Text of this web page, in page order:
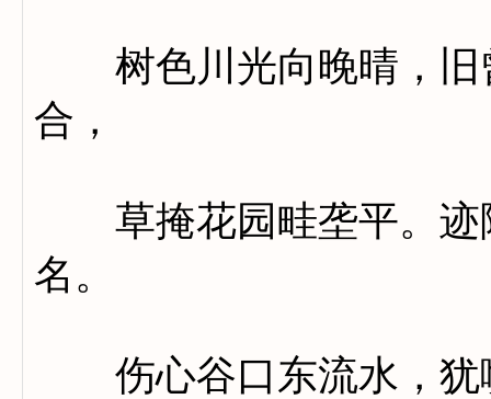
树色川光向晚晴，旧
合，
草掩花园畦垄平。迹
名。
伤心谷口东流水，犹